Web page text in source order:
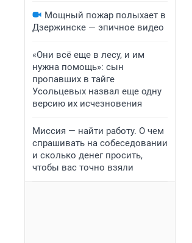
Мощный пожар полыхает в
Дзержинске — эпичное видео
«Они всё еще в лесу, и им
нужна помощь»: сын
пропавших в тайге
Усольцевых назвал еще одну
версию их исчезновения
Миссия — найти работу. О чем
спрашивать на собеседовании
и сколько денег просить,
чтобы вас точно взяли